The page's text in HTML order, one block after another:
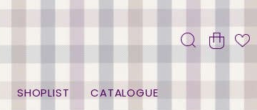
SHOPLIST CATALOGUE